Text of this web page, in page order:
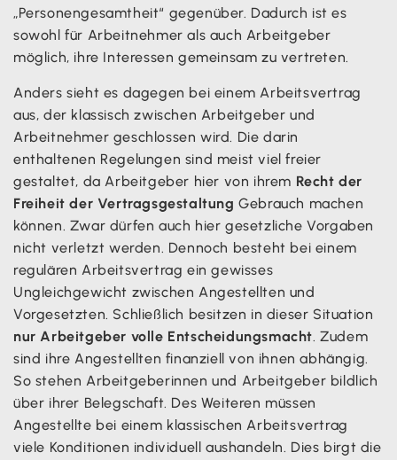
„Personengesamtheit“ gegenüber. Dadurch ist es
sowohl für Arbeitnehmer als auch Arbeitgeber
möglich, ihre Interessen gemeinsam zu vertreten.
Anders sieht es dagegen bei einem Arbeitsvertrag
aus, der klassisch zwischen Arbeitgeber und
Arbeitnehmer geschlossen wird. Die darin
enthaltenen Regelungen sind meist viel freier
gestaltet, da Arbeitgeber hier von ihrem Recht der
Freiheit der Vertragsgestaltung Gebrauch machen
können. Zwar dürfen auch hier gesetzliche Vorgaben
nicht verletzt werden. Dennoch besteht bei einem
regulären Arbeitsvertrag ein gewisses
Ungleichgewicht zwischen Angestellten und
Vorgesetzten. Schließlich besitzen in dieser Situation
nur Arbeitgeber volle Entscheidungsmacht. Zudem
sind ihre Angestellten finanziell von ihnen abhängig.
So stehen Arbeitgeberinnen und Arbeitgeber bildlich
über ihrer Belegschaft. Des Weiteren müssen
Angestellte bei einem klassischen Arbeitsvertrag
viele Konditionen individuell aushandeln. Dies birgt die